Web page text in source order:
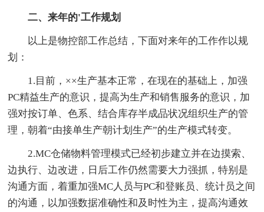
二、来年的'工作规划
以上是物控部工作总结，下面对来年的工作作以规
划：
1.目前，××生产基本正常，在现在的基础上，加强
PC精益生产的意识，提高为生产和销售服务的意识，加
强对按订单、色系、结合库存半成品状况组织生产的管
理，朝着“由接单生产朝计划生产”的生产模式转变。
2.MC仓储物料管理模式已经初步建立并在边摸索、
边执行、边改进，日后工作仍然需要大力强抓，特别是
沟通方面，着重加强MC人员与PC和登账员、统计员之间
的沟通，以加强数据准确性和及时性为主，提高沟通效